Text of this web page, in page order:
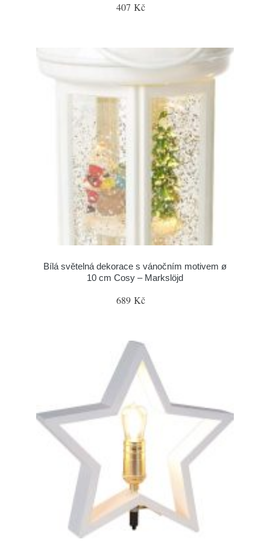
407 Kč
Bílá světelná dekorace s vánočním motivem ø
10 cm Cosy – Markslöjd
689 Kč